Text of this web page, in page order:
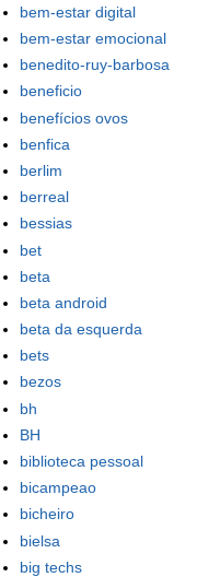
bem-estar digital
bem-estar emocional
benedito-ruy-barbosa
beneficio
benefícios ovos
benfica
berlim
berreal
bessias
bet
beta
beta android
beta da esquerda
bets
bezos
bh
BH
biblioteca pessoal
bicampeao
bicheiro
bielsa
big techs